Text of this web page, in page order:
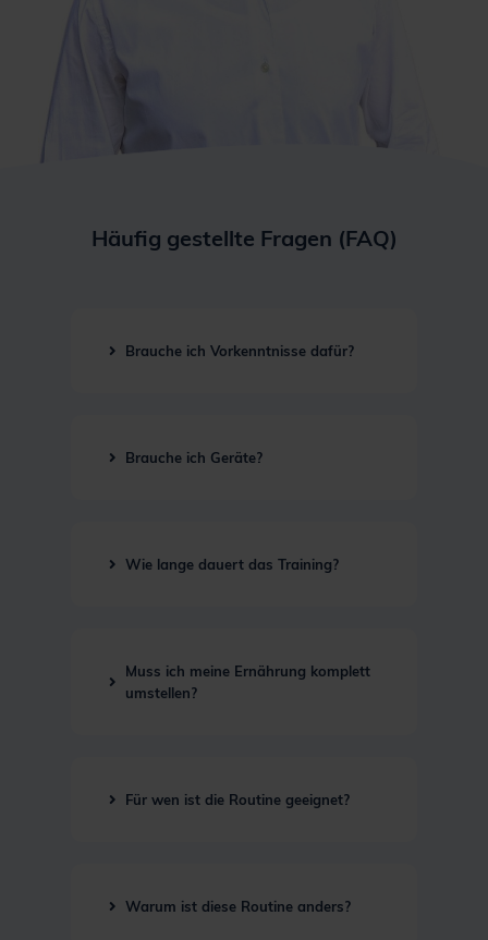
Häufig gestellte Fragen (FAQ)
Brauche ich Vorkenntnisse dafür?
Brauche ich Geräte?
Wie lange dauert das Training?
Muss ich meine Ernährung komplett
umstellen?
Für wen ist die Routine geeignet?
Warum ist diese Routine anders?